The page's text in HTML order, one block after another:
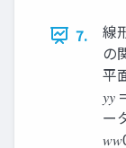
7.
線
の
平
𝑦𝑦
ー